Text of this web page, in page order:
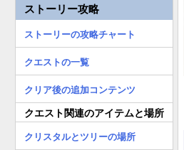
ストーリー攻略
ストーリーの攻略チャート
クエストの一覧
クリア後の追加コンテンツ
クエスト関連のアイテムと場所
クリスタルとツリーの場所